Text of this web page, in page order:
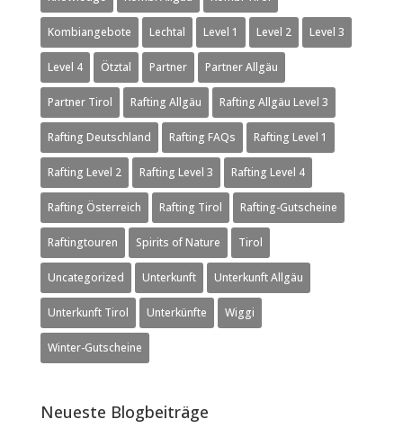
Kombiangebote Lechtal Level 1 Level 2 Level 3
Level 4 Ötztal Partner Partner Allgäu
Partner Tirol Rafting Allgäu Rafting Allgäu Level 3
Rafting Deutschland Rafting FAQs Rafting Level 1
Rafting Level 2 Rafting Level 3 Rafting Level 4
Rafting Österreich Rafting Tirol Rafting-Gutscheine
Raftingtouren Spirits of Nature Tirol
Uncategorized Unterkunft Unterkunft Allgäu
Unterkunft Tirol Unterkünfte Wiggi
Winter-Gutscheine
Neueste Blogbeiträge